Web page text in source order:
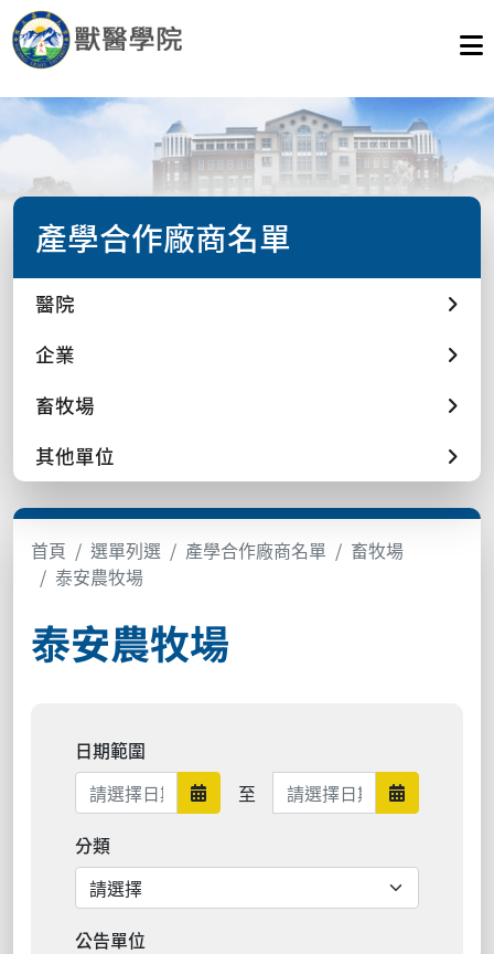
產學合作廠商名單
醫院
企業
畜牧場
其他單位
首頁 選單列選 產學合作廠商名單
畜牧場
泰安農牧場
泰安農牧場
日期範圍
日期範圍開始
至 日期範圍結束 日期範圍
分類
公告單位